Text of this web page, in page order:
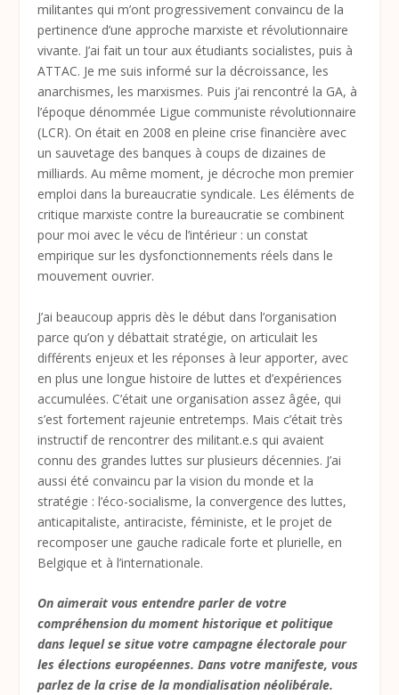
militantes qui m’ont progressivement convaincu de la
pertinence d’une approche marxiste et révolutionnaire
vivante. J’ai fait un tour aux étudiants socialistes, puis à
ATTAC. Je me suis informé sur la décroissance, les
anarchismes, les marxismes. Puis j’ai rencontré la GA, à
l’époque dénommée Ligue communiste révolutionnaire
(LCR). On était en 2008 en pleine crise financière avec
un sauvetage des banques à coups de dizaines de
milliards. Au même moment, je décroche mon premier
emploi dans la bureaucratie syndicale. Les éléments de
critique marxiste contre la bureaucratie se combinent
pour moi avec le vécu de l’intérieur : un constat
empirique sur les dysfonctionnements réels dans le
mouvement ouvrier.
J’ai beaucoup appris dès le début dans l’organisation
parce qu’on y débattait stratégie, on articulait les
différents enjeux et les réponses à leur apporter, avec
en plus une longue histoire de luttes et d’expériences
accumulées. C’était une organisation assez âgée, qui
s’est fortement rajeunie entretemps. Mais c’était très
instructif de rencontrer des militant.e.s qui avaient
connu des grandes luttes sur plusieurs décennies. J’ai
aussi été convaincu par la vision du monde et la
stratégie : l’éco-socialisme, la convergence des luttes,
anticapitaliste, antiraciste, féministe, et le projet de
recomposer une gauche radicale forte et plurielle, en
Belgique et à l’internationale.
On aimerait vous entendre parler de votre
compréhension du moment historique et politique
dans lequel se situe votre campagne électorale pour
les élections européennes. Dans votre manifeste, vous
parlez de la crise de la mondialisation néolibérale.